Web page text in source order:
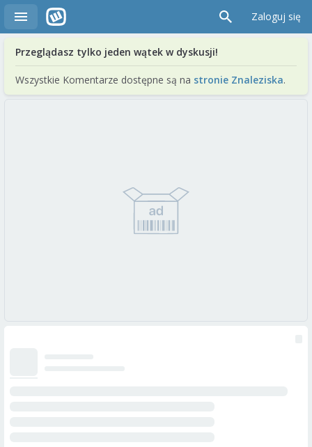
Zaloguj się
Przeglądasz tylko jeden wątek w dyskusji!
Wszystkie Komentarze dostępne są na stronie Znaleziska.